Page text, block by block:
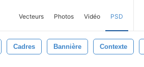
Vecteurs Photos Vidéo PSD
Cadres Bannière Contexte